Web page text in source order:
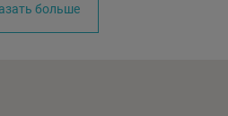
больше